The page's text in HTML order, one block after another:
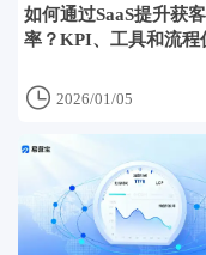
如何通过SaaS提升获
率？KPI、工具和流程
 2026/01/05